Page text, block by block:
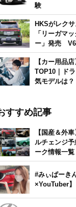
験
HKSがレク
「リーガマ
ー」発売 V6
インを両立
【カー用品
TOP10｜ド
気モデルは？
すすめ記事
【国産＆外
ルチェンジ
ーク情報一覧
#みぃぱーき
×YouTuber】